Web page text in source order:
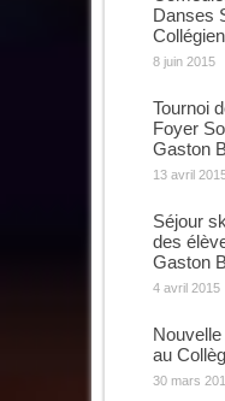
Danses
8 juin 2015
Tournoi
Foyer
Gaston
13 avril
Séjour
des
Gaston
4 avril 2015
au
30 mars